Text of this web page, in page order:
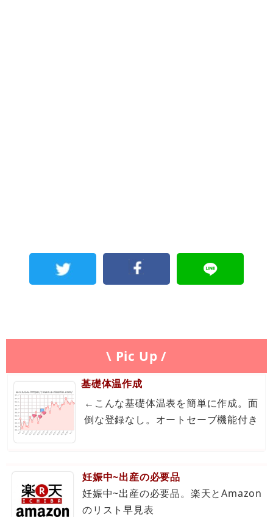
\ Pic Up /
基礎体温作成
←こんな基礎体温表を簡単に作成。面
倒な登録なし。オートセーブ機能付き
妊娠中~出産の必要品
妊娠中~出産の必要品。楽天とAmazon
のリスト早見表